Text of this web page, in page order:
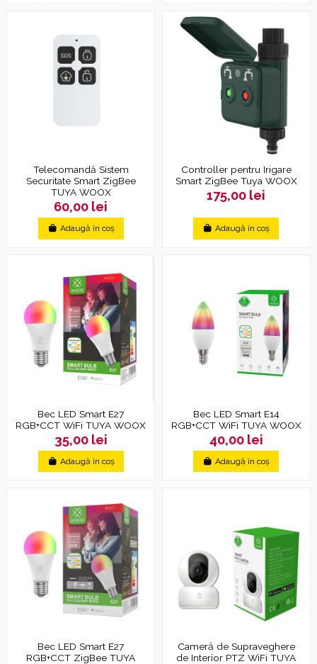
Telecomandă Sistem
Securitate Smart ZigBee
TUYA WOOX
60,00 lei
Adaugă în coș
Controller pentru Irigare
Smart ZigBee Tuya WOOX
175,00 lei
Adaugă în coș
Bec LED Smart E27
RGB+CCT WiFi TUYA WOOX
35,00 lei
Adaugă în coș
Bec LED Smart E14
RGB+CCT WiFi TUYA WOOX
40,00 lei
Adaugă în coș
Bec LED Smart E27
RGB+CCT ZigBee TUYA
Cameră de Supraveghere
de Interior PTZ WiFi TUYA